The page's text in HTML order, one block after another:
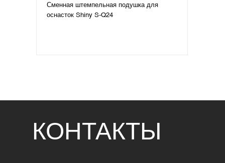
Сменная штемпельная подушка для
оснасток Shiny S-Q24
КОНТАКТЫ